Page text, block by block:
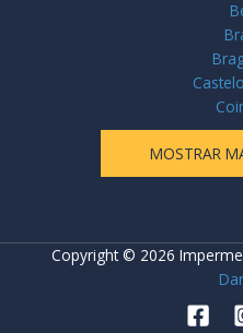
MOSTRAR
Copyright © 2026